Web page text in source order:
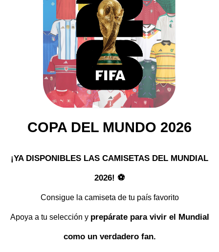
COPA DEL MUNDO 2026
¡YA DISPONIBLES LAS CAMISETAS DEL MUNDIAL
2026! ⚽
Consigue la camiseta de tu país favorito
Apoya a tu selección y prepárate para vivir el Mundial
como un verdadero fan.